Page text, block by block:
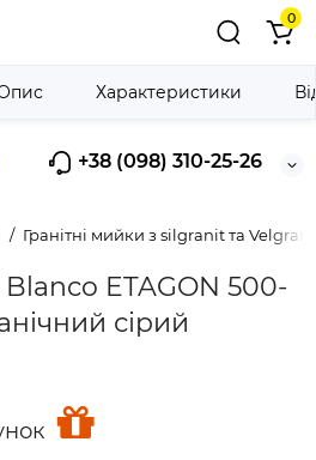
+38 (098) 310-25-26
0
Гранітні мийки з silgranit та
ETAGON 500-
сірий
Характеристики